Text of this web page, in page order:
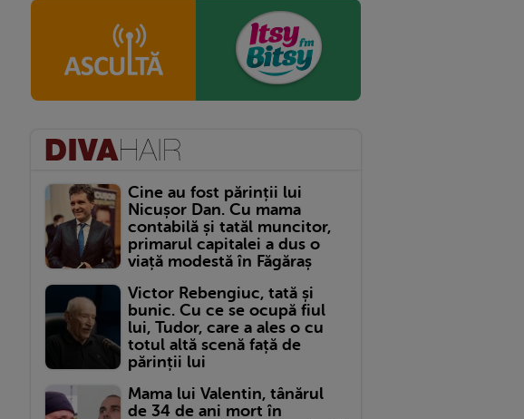
Cine au fost părinții lui
Nicușor Dan. Cu mama
contabilă și tatăl muncitor,
primarul capitalei a dus o
viață modestă în Făgăraș
Victor Rebengiuc, tată și
bunic. Cu ce se ocupă fiul
lui, Tudor, care a ales o cu
totul altă scenă față de
părinții lui
Mama lui Valentin, tânărul
de 34 de ani mort în